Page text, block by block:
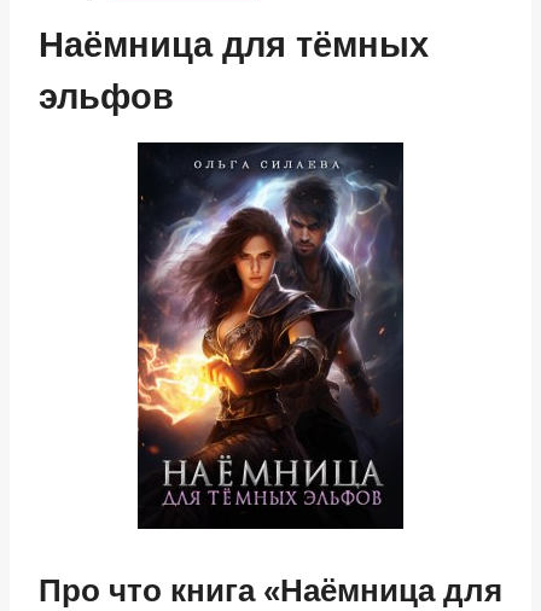
Наёмница для тёмных
эльфов
Про что книга «Наёмница для